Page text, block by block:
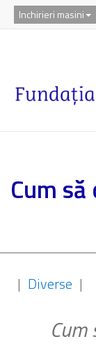
Inchirieri masini
Cum
| Diverse |